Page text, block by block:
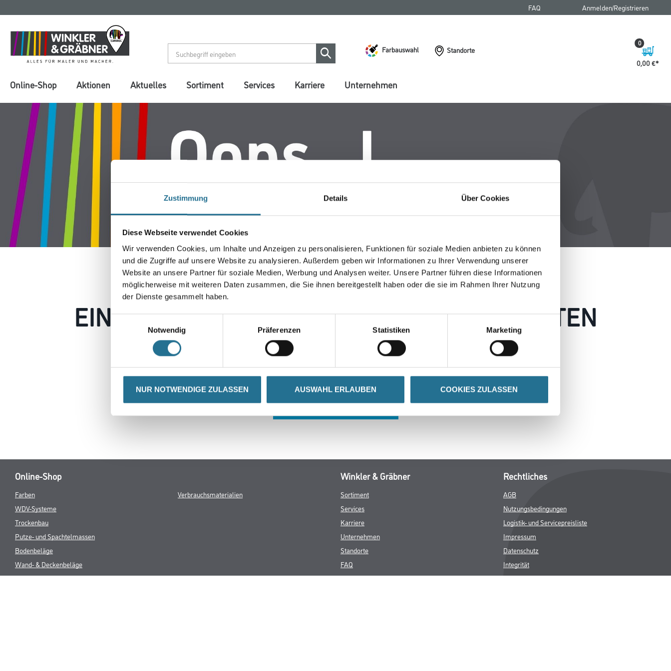
Zustimmung Details Über Cookies
Diese Webseite verwendet Cookies
Wir verwenden Cookies, um Inhalte und Anzeigen zu personalisieren, Funktionen für soziale Medien anbieten zu können
und die Zugriffe auf unsere Website zu analysieren. Außerdem geben wir Informationen zu Ihrer Verwendung unserer
Website an unsere Partner für soziale Medien, Werbung und Analysen weiter. Unsere Partner führen diese Informationen
möglicherweise mit weiteren Daten zusammen, die Sie ihnen bereitgestellt haben oder die sie im Rahmen Ihrer Nutzung
der Dienste gesammelt haben.
Notwendig
Präferenzen Statistiken Marketing
NUR NOTWENDIGE ZULASSEN AUSWAHL ERLAUBEN COOKIES ZULASSEN
springen
springen
FAQ Anmelden/Registrieren
Farbauswahl
Standorte
0,00 €
0
Online-Shop Aktionen Aktuelles Sortiment Services Karriere Unternehmen
EIN KLEINER ZWISCHENFALL IST AUFGETRETEN
Keine Sorge, wir pinseln schon an der Lösung und werden das Problem so schnell wie möglich beheben.
Erkunden Sie in der Zwischenzeit unseren Online-Shop und lassen Sie sich inspirieren.
Online-Shop
Farben
WDV-Systeme
Trockenbau
Putze- und Spachtelmassen
Bodenbeläge
Wand- & Deckenbeläge
Werkzeuge & Maschinen
Verbrauchsmaterialien
Winkler & Gräbner
Sortiment
Services
Karriere
Unternehmen
Standorte
FAQ
Rechtliches
AGB
Nutzungsbedingungen
Logistik- und Servicepreisliste
Impressum
Datenschutz
Integrität
Kontakt